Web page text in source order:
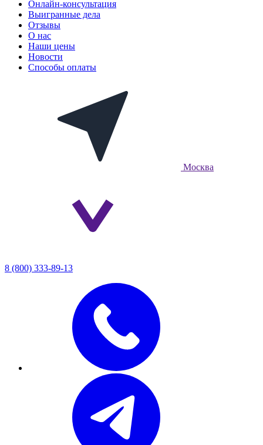
Онлайн-консультация
Выигранные дела
Отзывы
О нас
Наши цены
Новости
Способы оплаты
Москва
8 (800) 333-89-13